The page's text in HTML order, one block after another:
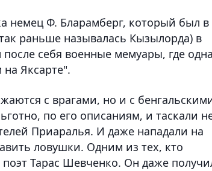
немец Ф. Бларамберг, который был в
раньше называлась Кызылорда) в
себя военные мемуары, где одна
Яксарте".
с врагами, но и с
по его описаниям, и таскали
Приаралья. И даже нападали на
ловушки. Одним из тех, кто
Тарас Шевченко. Он даже